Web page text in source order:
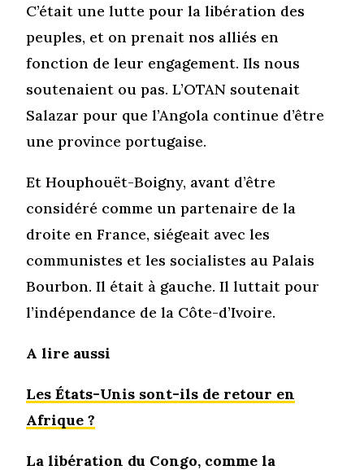
C’était une lutte pour la libération des
peuples, et on prenait nos alliés en
fonction de leur engagement. Ils nous
soutenaient ou pas. L’OTAN soutenait
Salazar pour que l’Angola continue d’être
une province portugaise.
Et Houphouët-Boigny, avant d’être
considéré comme un partenaire de la
droite en France, siégeait avec les
communistes et les socialistes au Palais
Bourbon. Il était à gauche. Il luttait pour
l’indépendance de la Côte-d’Ivoire.
A lire aussi
Les États-Unis sont-ils de retour en
Afrique ?
La libération du Congo, comme la